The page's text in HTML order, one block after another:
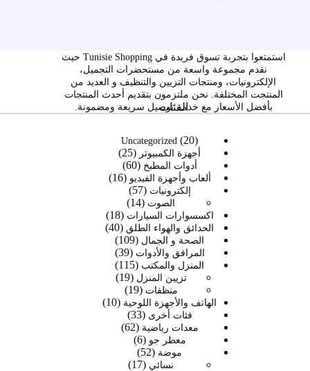
استمتعوا بتجربة تسوق فريدة في Tunisie Shopping حيث
نقدم مجموعة واسعة من مستحضرات التجميل،
الإلكترونيات، ومنتجات التزيين والتنظيف و العديد من
المنتجت المختلفة. نحن ملتزمون بتقديم أحدث المنتجات
بأفضل الأسعار مع خدمة توصيل سريعة ومضمونة.
الفئات
Uncategorized 20
20
منتج
أجهزة الكمبيوتر 25
25
منتج
أدوات المطبخ 60
60
منتج ألعاب وأجهزة الفيديو 16
16
إلكترونيات 57
57
منتج
الصوت 14
14
منتجاكسسوارات السيارات 18
18
منتج
الحدائق والهواء الطلق 40
40
الصحة و الجمال 109
109
منتجات
المرافق والأدوات 39
39
منتج
المنزل والمكتب 115
115
منتج
تزيين المنزل 19
19
منظفات 19
19
منتجالهاتف والأجهزة اللوحية 10
10
فئات أخرى 33
33
منتج
معدات رياضية 62
62
معطر جو 6
6
منتجات
موضة 52
52
منتج
نسائي 17
17